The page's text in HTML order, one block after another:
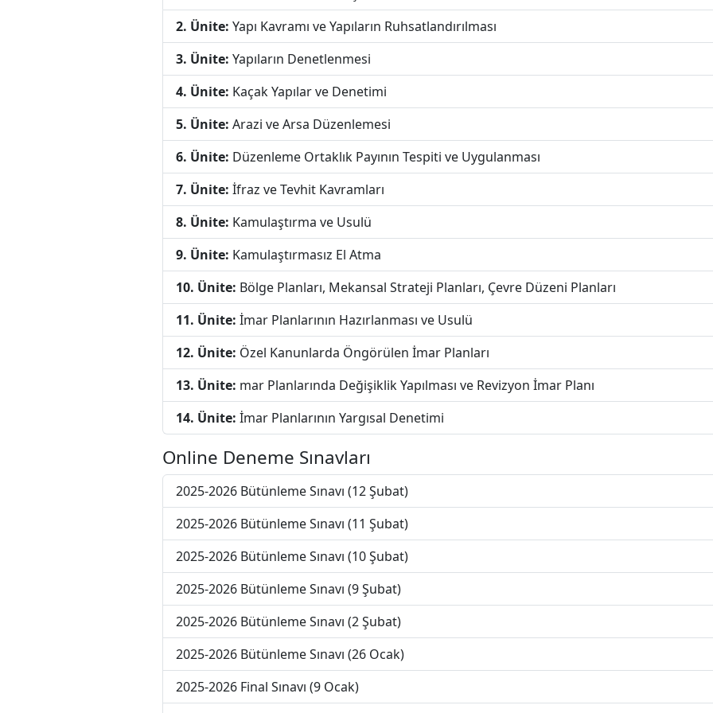
2. Ünite: Yapı Kavramı ve Yapıların Ruhsatlandırılması
3. Ünite: Yapıların Denetlenmesi
4. Ünite: Kaçak Yapılar ve Denetimi
5. Ünite: Arazi ve Arsa Düzenlemesi
6. Ünite: Düzenleme Ortaklık Payının Tespiti ve Uygulanması
7. Ünite: İfraz ve Tevhit Kavramları
8. Ünite: Kamulaştırma ve Usulü
9. Ünite: Kamulaştırmasız El Atma
10. Ünite: Bölge Planları, Mekansal Strateji Planları, Çevre Düzeni Planları
11. Ünite: İmar Planlarının Hazırlanması ve Usulü
12. Ünite: Özel Kanunlarda Öngörülen İmar Planları
13. Ünite: mar Planlarında Değişiklik Yapılması ve Revizyon İmar Planı
14. Ünite: İmar Planlarının Yargısal Denetimi
Online Deneme Sınavları
2025-2026 Bütünleme Sınavı (12 Şubat)
2025-2026 Bütünleme Sınavı (11 Şubat)
2025-2026 Bütünleme Sınavı (10 Şubat)
2025-2026 Bütünleme Sınavı (9 Şubat)
2025-2026 Bütünleme Sınavı (2 Şubat)
2025-2026 Bütünleme Sınavı (26 Ocak)
2025-2026 Final Sınavı (9 Ocak)